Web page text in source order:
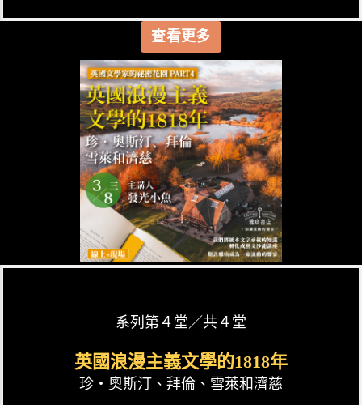
查看更多
系列第４堂／共４堂
英國浪漫主義文學的1818年
珍‧奧斯汀、拜倫、雪萊和濟慈